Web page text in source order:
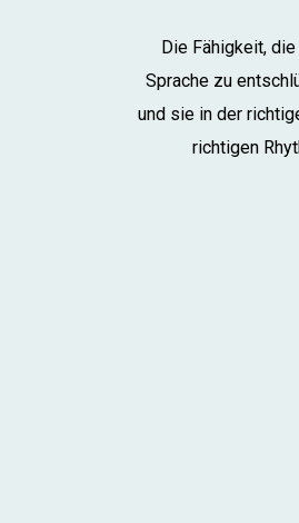
Die Fähigkeit,
Sprache zu
und sie in der
richtigen